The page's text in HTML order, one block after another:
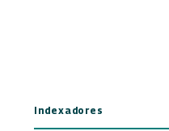
Indexadores